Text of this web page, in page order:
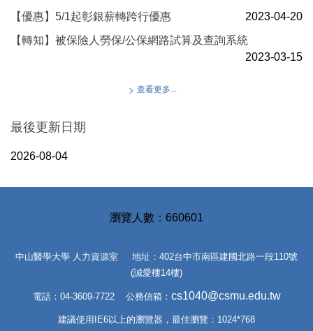
【優惠】5/1起彰銀薪轉跨行優惠
2023-04-20
【轉知】被保險人勞保/公保網路試算及查詢系統
2023-03-15
查看更多...
最後更新日期
2026-08-04
660601
中山醫學大學 人力資源室 地址：402台中市南區建國北路一段110號
(誠愛樓14樓)
電話：04-3609-7722 公務信箱： cs1040@csmu.edu.tw
建議使用IE6以上的瀏覽器，最佳瀏覽：1024*768